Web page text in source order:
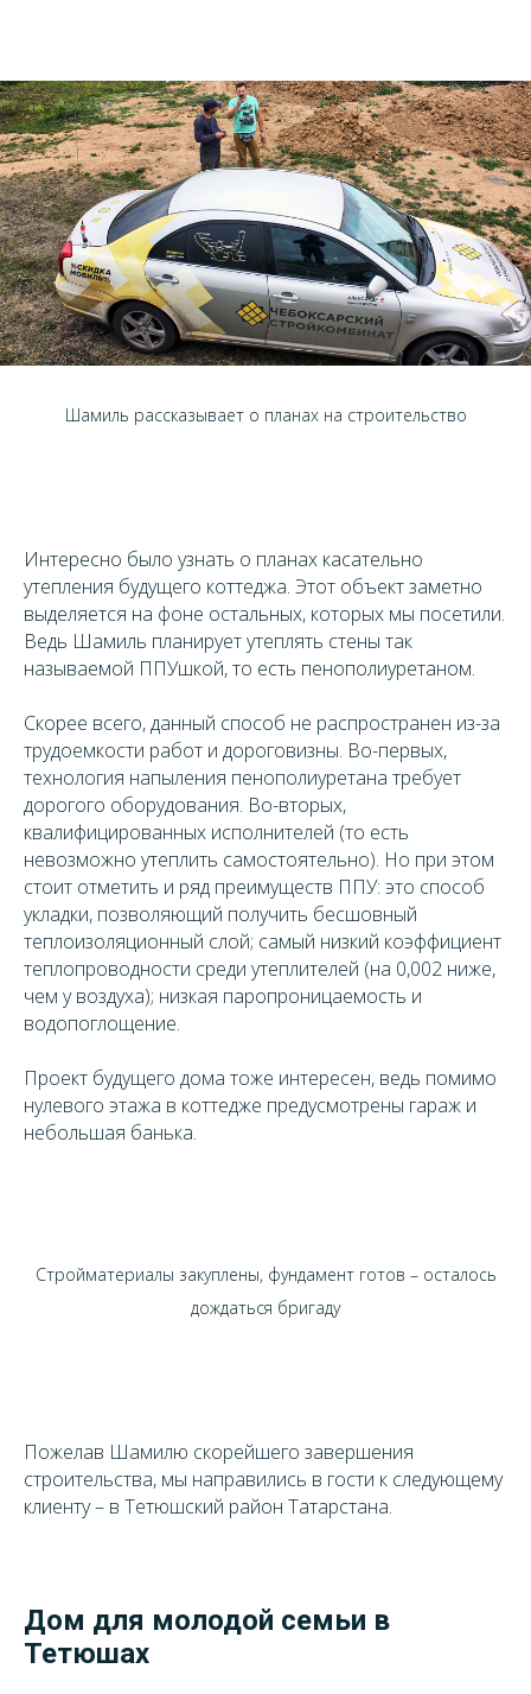
Шамиль рассказывает о планах на строительство
Интересно было узнать о планах касательно
утепления будущего коттеджа. Этот объект заметно
выделяется на фоне остальных, которых мы посетили.
Ведь Шамиль планирует утеплять стены так
называемой ППУшкой, то есть пенополиуретаном.
Скорее всего, данный способ не распространен из-за
трудоемкости работ и дороговизны. Во-первых,
технология напыления пенополиуретана требует
дорогого оборудования. Во-вторых,
квалифицированных исполнителей (то есть
невозможно утеплить самостоятельно). Но при этом
стоит отметить и ряд преимуществ ППУ: это способ
укладки, позволяющий получить бесшовный
теплоизоляционный слой; самый низкий коэффициент
теплопроводности среди утеплителей (на 0,002 ниже,
чем у воздуха); низкая паропроницаемость и
водопоглощение.
Проект будущего дома тоже интересен, ведь помимо
нулевого этажа в коттедже предусмотрены гараж и
небольшая банька.
Стройматериалы закуплены, фундамент готов – осталось
дождаться бригаду
Пожелав Шамилю скорейшего завершения
строительства, мы направились в гости к следующему
клиенту – в Тетюшский район Татарстана.
Дом для молодой семьи в
Тетюшах